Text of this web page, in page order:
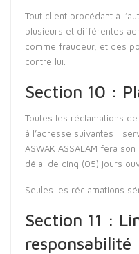
Tout client procédant à
plusieurs et différentes
comme fraudeur, et des
contre lui.
Section 10 :
Toutes les réclamations
à l’adresse suivantes :
ASWAK ASSALAM fera
délai de cinq (05) jours
Seules les réclamations
Section 11 :
responsabilité